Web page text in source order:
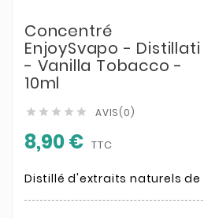
Concentré
EnjoySvapo - Distillati
- Vanilla Tobacco -
10ml
     AVIS(0)
8,90 € TTC
Distillé d'extraits naturels